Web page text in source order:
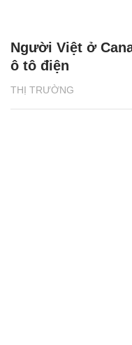
THỊ TRƯỜNG
Người Việt ở
ô tô điện